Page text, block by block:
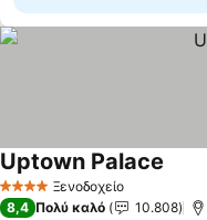
4 ΑστέριαΞενοδοχείο
Uptown Palace
8,4 Πολύ καλό 10.808